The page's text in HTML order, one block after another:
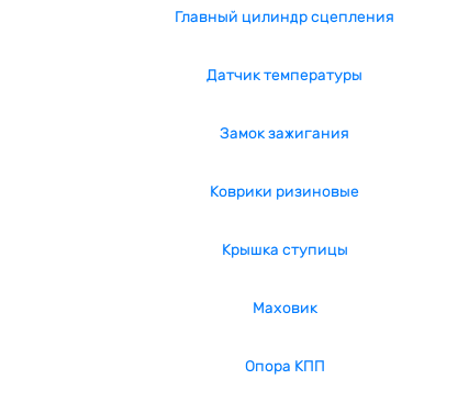
Главный цилиндр сцепления
Датчик температуры
Замок зажигания
Коврики ризиновые
Крышка ступицы
Маховик
Опора КПП